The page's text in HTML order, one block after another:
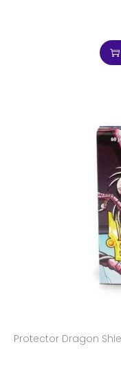
Protector Dragon